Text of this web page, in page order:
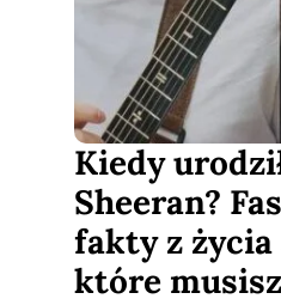
Kiedy
Sheeran?
fakty z
które